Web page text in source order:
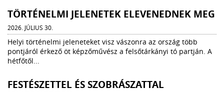
TÖRTÉNELMI JELENETEK ELEVENEDNEK MEG
2026. JÚLIUS 30.
Helyi történelmi jeleneteket visz vászonra az ország több
pontjáról érkező öt képzőművész a felsőtárkányi tó partján. A
hétfőtől...
FESTÉSZETTEL ÉS SZOBRÁSZATTAL